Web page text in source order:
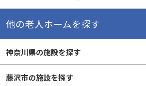
他の老人ホームを探す
神奈川県の施設を探す
藤沢市の施設を探す